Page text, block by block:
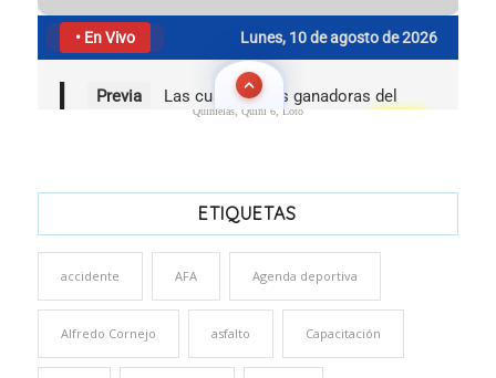
Quinielas, Quini 6, Loto
ETIQUETAS
accidente AFA Agenda deportiva
Alfredo Cornejo asfalto Capacitación